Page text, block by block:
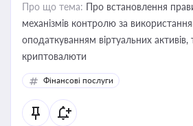
Про що тема: Про встановлення
механізмів контролю за
оподаткуванням віртуальних активів,
криптовалюти
Фінансові послуги